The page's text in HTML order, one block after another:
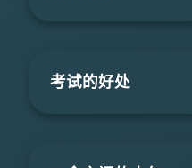
考试的好处